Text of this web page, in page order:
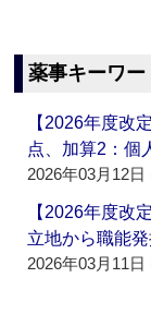
薬事キーワー
【2026年度改
点、加算2：個
2026年03月12日
【2026年度改
立地から職能
2026年03月11日